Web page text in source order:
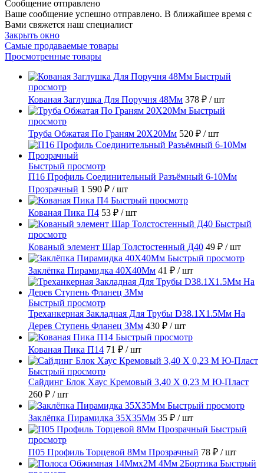
Сообщение отправлено
Ваше сообщение успешно отправлено. В ближайшее время с
Вами свяжется наш специалист
Закрыть окно
Самые продаваемые товары
Просмотренные товары
Быстрый
просмотр
Кованая Заглушка Для Поручня 48Мм 378 ₽ / шт
Быстрый
просмотр
Труба Обжатая По Граням 20X20Мм 520 ₽ / шт
Быстрый просмотр
П16 Профиль Соединительный Разъёмный 6-10Мм
Прозрачный 1 590 ₽ / шт
Быстрый просмотр
Кованая Пика П4 53 ₽ / шт
Быстрый
просмотр
Кованый элемент Шар Толстостенный Д40 49 ₽ / шт
Быстрый просмотр
Заклёпка Пирамидка 40X40Мм 41 ₽ / шт
Быстрый просмотр
Треханкерная Закладная Для Трубы D38.1Х1.5Мм На
Дерев Ступень Фланец 3Мм 430 ₽ / шт
Быстрый просмотр
Кованая Пика П14 71 ₽ / шт
Быстрый просмотр
Сайдинг Блок Хаус Кремовый 3,40 Х 0,23 М Ю-Пласт
260 ₽ / шт
Быстрый просмотр
Заклёпка Пирамидка 35X35Мм 35 ₽ / шт
Быстрый
просмотр
П05 Профиль Торцевой 8Мм Прозрачный 78 ₽ / шт
Быстрый